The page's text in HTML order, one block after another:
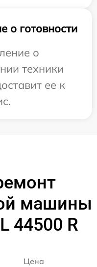
о готовности
о
техники
ее к
машины
44500 R
Цена